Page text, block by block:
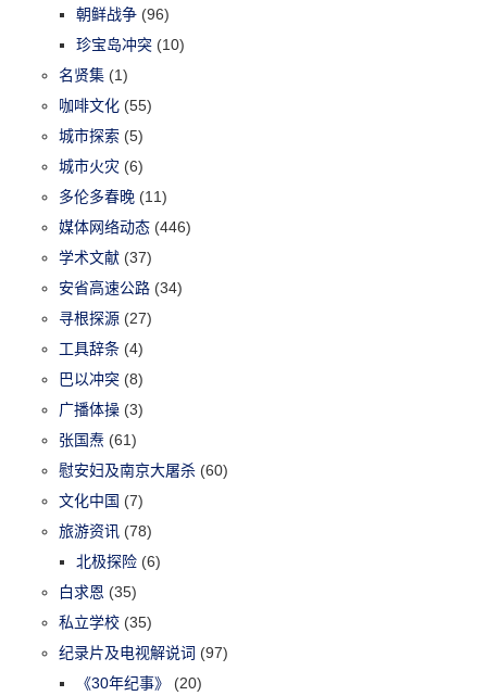
朝鲜战争 (96)
珍宝岛冲突 (10)
名贤集 (1)
咖啡文化 (55)
城市探索 (5)
城市火灾 (6)
多伦多春晚 (11)
媒体网络动态 (446)
学术文献 (37)
安省高速公路 (34)
寻根探源 (27)
工具辞条 (4)
巴以冲突 (8)
广播体操 (3)
张国焘 (61)
慰安妇及南京大屠杀 (60)
文化中国 (7)
旅游资讯 (78)
北极探险 (6)
白求恩 (35)
私立学校 (35)
纪录片及电视解说词 (97)
《30年纪事》
(20)